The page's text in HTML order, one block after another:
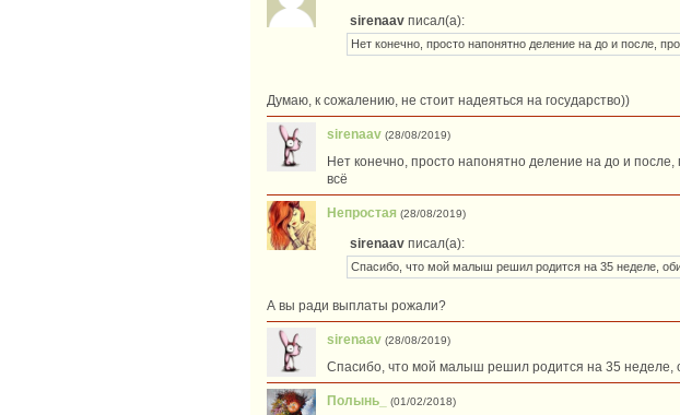
sirenaavписал(а):
Нет конечно, просто напонятно деление на до и после,
Думаю, к сожалению, не стоит надеяться на государство))
sirenaav (28/08/2019)
Нет конечно, просто напонятно деление на до и
всё
Непростая (28/08/2019)
sirenaavписал(а):
Спасибо, что мой малыш решил родится на 35 неделе,
А вы ради выплаты рожали?
sirenaav (28/08/2019)
Спасибо, что мой малыш решил родится на 35 неделе,
Полынь_ (01/02/2018)